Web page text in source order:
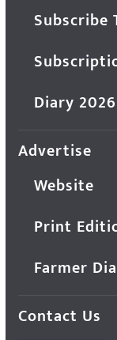
Subscribe
Diary 2026
Advertise
Website
Print
Farmer
Contact Us